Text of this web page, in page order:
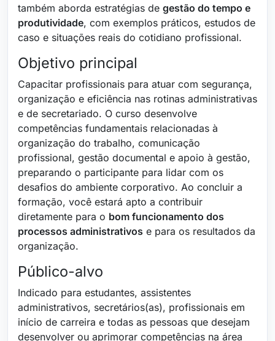
também aborda estratégias de gestão do tempo e
produtividade, com exemplos práticos, estudos de
caso e situações reais do cotidiano profissional.
Objetivo principal
Capacitar profissionais para atuar com segurança,
organização e eficiência nas rotinas administrativas
e de secretariado. O curso desenvolve
competências fundamentais relacionadas à
organização do trabalho, comunicação
profissional, gestão documental e apoio à gestão,
preparando o participante para lidar com os
desafios do ambiente corporativo. Ao concluir a
formação, você estará apto a contribuir
diretamente para o bom funcionamento dos
processos administrativos e para os resultados da
organização.
Público-alvo
Indicado para estudantes, assistentes
administrativos, secretários(as), profissionais em
início de carreira e todas as pessoas que desejam
desenvolver ou aprimorar competências na área